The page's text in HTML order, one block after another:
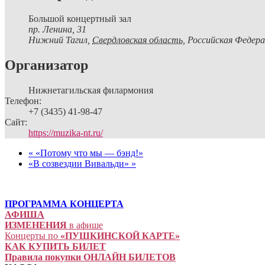
Большой концертный зал
пр. Ленина, 31
Нижний Тагил Свердловская область, Российская
Организатор
Нижнетагильская филармония
Телефон:
+7 (3435) 41-98-47
Сайт:
https://muzika-nt.ru/
« «Потому что мы — бэнд!»
«В созвездии Вивальди» »
ПРОГРАММА КОНЦЕРТА
АФИША
ИЗМЕНЕНИЯ в афише
Концерты по «ПУШКИНСКОЙ КАРТЕ»
КАК КУПИТЬ БИЛЕТ
Правила покупки ОНЛАЙН БИЛЕТОВ